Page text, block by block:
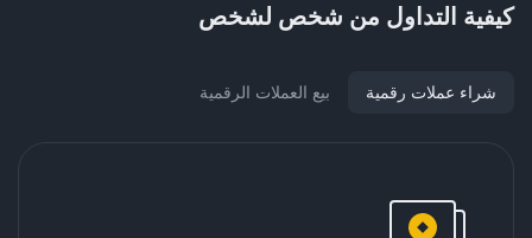
كيفية التداول من شخص لشخص
شراء عملات رقمية بيع العملات الرقمية